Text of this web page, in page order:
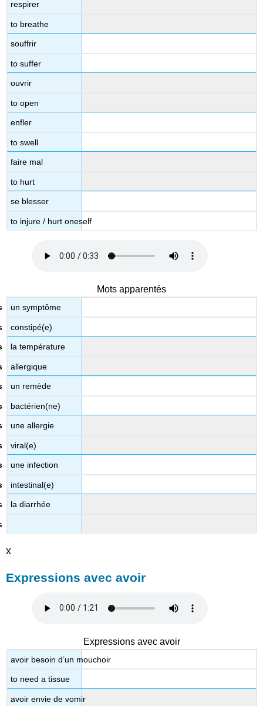
respirer
to breathe
souffrir
to suffer
ouvrir
to open
enfler
to swell
faire mal
to hurt
se blesser
to injure / hurt oneself
Mots apparentés
un symptôme
constipé(e)
la température
allergique
un remède
bactérien(ne)
une allergie
viral(e)
une infection
intestinal(e)
la diarrhée
x
Expressions avec avoir
Expressions avec avoir
avoir besoin d’un mouchoir
to need a tissue
avoir envie de vomir